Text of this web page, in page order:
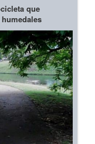
que